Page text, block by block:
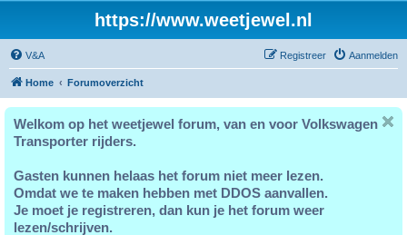
https://www.weetjewel.nl
V&A Aanmelden
Registreer
Home Forumoverzicht
Welkom op het weetjewel forum, van en voor Volkswagen
Transporter rijders.
Gasten kunnen helaas het forum niet meer lezen.
Omdat we te maken hebben met DDOS aanvallen.
Je moet je registreren, dan kun je het forum weer
lezen/schrijven.